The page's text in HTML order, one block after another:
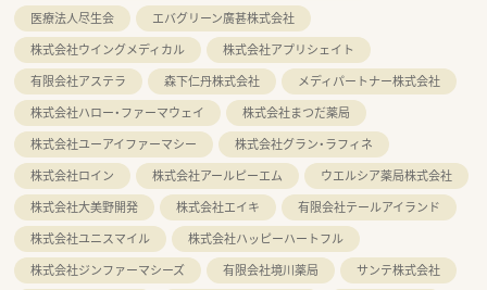
医療法人尽生会
エバグリーン廣甚株式会社
株式会社ウイングメディカル
株式会社アプリシェイト
有限会社アステラ
森下仁丹株式会社
メディパートナー株式会社
株式会社ハロー・ファーマウェイ
株式会社まつだ薬局
株式会社ユーアイファーマシー
株式会社グラン・ラフィネ
株式会社ロイン
株式会社アールピーエム
ウエルシア薬局株式会社
株式会社大美野開発
株式会社エイキ
有限会社テールアイランド
株式会社ユニスマイル
株式会社ハッピーハートフル
株式会社ジンファーマシーズ
有限会社境川薬局
サンテ株式会社